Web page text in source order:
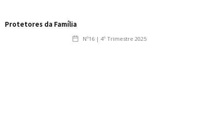
Protetores da Família
Nº16 | 4º Trimestre 2025